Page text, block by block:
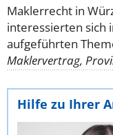
Maklerrecht in
interessierten sich
aufgeführten
Maklervertrag,
Hilfe zu Ihrer